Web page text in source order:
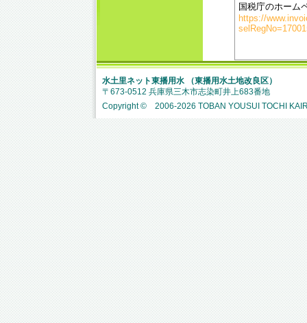
国税庁のホーム
https://
水土里ネット東播用水 （東播用水土地改良区）
〒673-0512 兵庫県三木市志染町井上683番地
Copyright © 2006-2026 TOBAN YOUSUI TOCHI